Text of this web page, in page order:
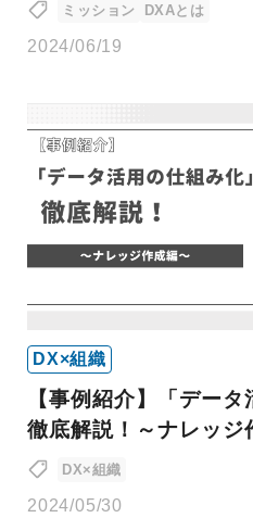
ミッション DXAとは
2024/06/19
DX×組織
【事例紹介】「デー
徹底解説！～ナレッジ
DX×組織
2024/05/30